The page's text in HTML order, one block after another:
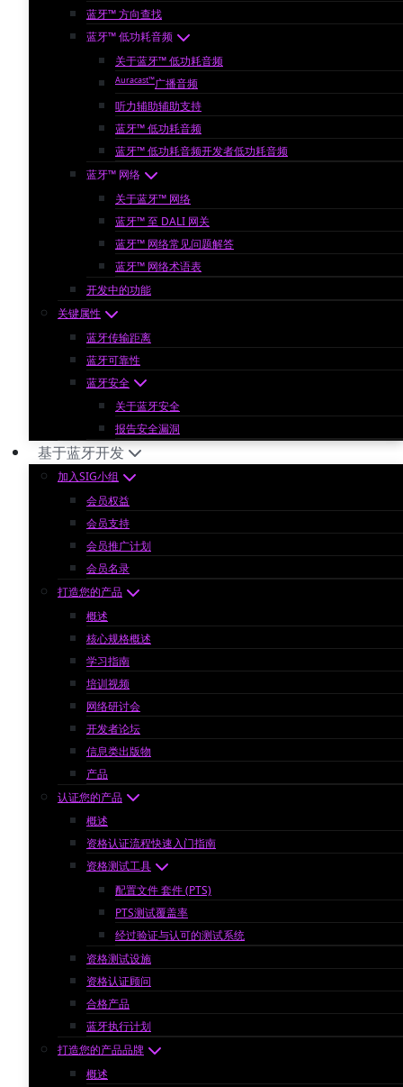
蓝牙™ 方向查找
蓝牙™ 低功耗音频
关于蓝牙™ 低功耗音频
Auracast™广播音频
听力辅助辅助支持
蓝牙™ 低功耗音频
蓝牙™ 低功耗音频开发者低功耗音频
蓝牙™ 网络
关于蓝牙™ 网络
蓝牙™ 至 DALI 网关
蓝牙™ 网络常见问题解答
蓝牙™ 网络术语表
开发中的功能
关键属性
蓝牙传输距离
蓝牙可靠性
蓝牙安全
关于蓝牙安全
报告安全漏洞
基于蓝牙开发
加入SIG小组
会员权益
会员支持
会员推广计划
会员名录
打造您的产品
概述
核心规格概述
学习指南
培训视频
网络研讨会
开发者论坛
信息类出版物
产品
认证您的产品
概述
资格认证流程快速入门指南
资格测试工具
配置文件 套件 (PTS)
PTS测试覆盖率
经过验证与认可的测试系统
资格测试设施
资格认证顾问
合格产品
蓝牙执行计划
打造您的产品品牌
概述